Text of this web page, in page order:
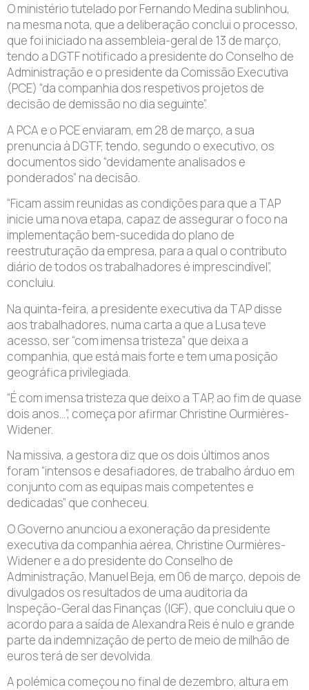
O ministério tutelado por Fernando Medina sublinhou,
na mesma nota, que a deliberação conclui o processo,
que foi iniciado na assembleia-geral de 13 de março,
tendo a DGTF notificado a presidente do Conselho de
Administração e o presidente da Comissão Executiva
(PCE) “da companhia dos respetivos projetos de
decisão de demissão no dia seguinte”.
A PCA e o PCE enviaram, em 28 de março, a sua
prenuncia à DGTF, tendo, segundo o executivo, os
documentos sido “devidamente analisados e
ponderados” na decisão.
“Ficam assim reunidas as condições para que a TAP
inicie uma nova etapa, capaz de assegurar o foco na
implementação bem-sucedida do plano de
reestruturação da empresa, para a qual o contributo
diário de todos os trabalhadores é imprescindível”,
concluiu.
Na quinta-feira, a presidente executiva da TAP disse
aos trabalhadores, numa carta a que a Lusa teve
acesso, ser “com imensa tristeza” que deixa a
companhia, que está mais forte e tem uma posição
geográfica privilegiada.
“É com imensa tristeza que deixo a TAP, ao fim de quase
dois anos…”, começa por afirmar Christine Ourmières-
Widener.
Na missiva, a gestora diz que os dois últimos anos
foram “intensos e desafiadores, de trabalho árduo em
conjunto com as equipas mais competentes e
dedicadas” que conheceu.
O Governo anunciou a exoneração da presidente
executiva da companhia aérea, Christine Ourmières-
Widener e a do presidente do Conselho de
Administração, Manuel Beja, em 06 de março, depois de
divulgados os resultados de uma auditoria da
Inspeção-Geral das Finanças (IGF), que concluiu que o
acordo para a saída de Alexandra Reis é nulo e grande
parte da indemnização de perto de meio de milhão de
euros terá de ser devolvida.
A polémica começou no final de dezembro, altura em